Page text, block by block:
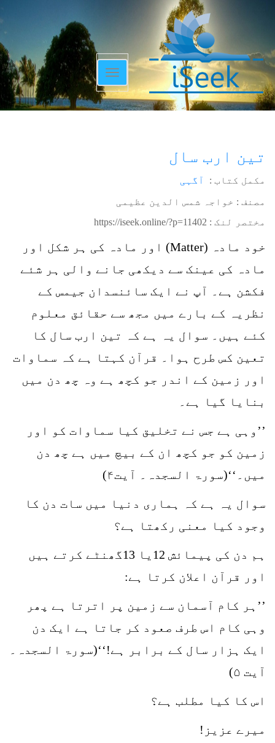
Toggle
navigation
تین ارب سال
مکمل کتاب : آگہی
مصنف : خواجہ شمس الدین عظیمی
مختصر لنک : https://iseek.online/?p=11402
خود مادہ (Matter) اور مادہ کی ہر شکل اور
مادہ کی عینک سے دیکھی جانے والی ہر شئے
فکشن ہے۔ آپ نے ایک سائنسدان جیمس کے
نظریہ کے بارے میں مجھ سے حقائق معلوم
کئے ہیں۔ سوال یہ ہے کہ تین ارب سال کا
تعین کس طرح ہوا۔ قرآن کہتا ہے کہ سماوات
اور زمین کے اندر جو کچھ ہے وہ چھ دن میں
بنایا گیا ہے۔
’’وہی ہے جس نے تخلیق کیا سماوات کو اور
زمین کو جو کچھ ان کے بیچ میں ہے چھ دن
میں۔‘‘(سورۃ السجدہ۔ آیت۴)
سوال یہ ہے کہ ہماری دنیا میں سات دن کا
وجود کیا معنی رکھتا ہے؟
ہم دن کی پیمائش 12یا 13گھنٹے کرتے ہیں
اور قرآن اعلان کرتا ہے:
’’ہر کام آسمان سے زمین پر اترتا ہے پھر
وہی کام اس طرف صعود کر جاتا ہے ایک دن
ایک ہزار سال کے برابر ہے!‘‘(سورۃ السجدہ۔
آیت ۵)
اس کا کیا مطلب ہے؟
میرے عزیز!